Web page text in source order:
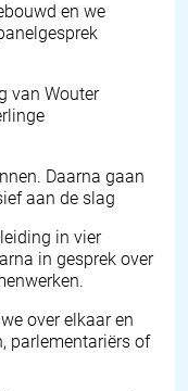
en we
van Wouter
Daarna gaan
aan de slag
in vier
in gesprek over
over elkaar en
parlementariërs of